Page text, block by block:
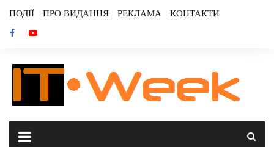
content
ПОДІЇ ПРО ВИДАННЯ РЕКЛАМА КОНТАКТИ